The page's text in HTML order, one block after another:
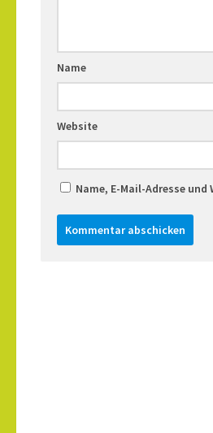
Name
Website
Name, E-Mail-Adresse